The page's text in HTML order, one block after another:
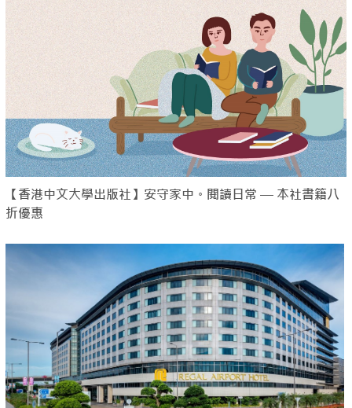
【香港中文大學出版社】安守家中。閱讀日常 — 本社書籍八
折優惠